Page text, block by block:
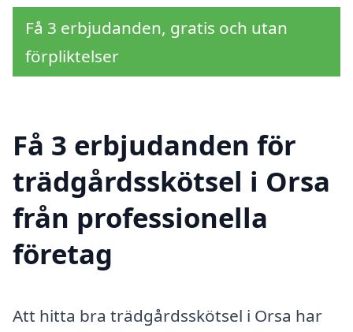
Få 3 erbjudanden, gratis och utan
förpliktelser
Få 3 erbjudanden för
trädgårdsskötsel i Orsa
från professionella
företag
Att hitta bra trädgårdsskötsel i Orsa har